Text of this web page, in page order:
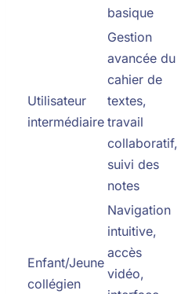
basique
Utilisateur
intermédiaire
Gestion
avancée du
cahier de
textes,
travail
collaboratif,
suivi des
notes
Enfant/Jeune
collégien
Navigation
intuitive,
accès
vidéo,